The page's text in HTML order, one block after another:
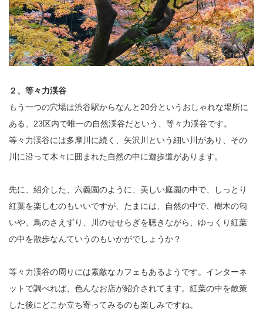
２、等々力渓谷
もう一つの穴場は渋谷駅からなんと20分というおしゃれな場所に
ある、23区内で唯一の自然渓谷だという、等々力渓谷です。
等々力渓谷には多摩川に続く、矢沢川という細い川があり、その
川に沿って木々に囲まれた自然の中に遊歩道があります。
先に、紹介した、六義園のように、美しい庭園の中で、しっとり
紅葉を楽しむのもいいですが、たまには、自然の中で、樹木の匂
いや、鳥のさえずり、川のせせらぎを聴きながら、ゆっくり紅葉
の中を散歩なんていうのもいかがでしょうか？
等々力渓谷の周りには素敵なカフェもあるようです。インターネ
ットで調べれば、色んなお店が紹介されてます。紅葉の中を散策
した後にどこか立ち寄ってみるのも楽しみですね。